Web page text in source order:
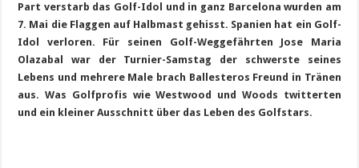
Part verstarb das Golf-Idol und in ganz Barcelona wurden am
7. Mai die Flaggen auf Halbmast gehisst. Spanien hat ein Golf-
Idol verloren. Für seinen Golf-Weggefährten Jose Maria
Olazabal war der Turnier-Samstag der schwerste seines
Lebens und mehrere Male brach Ballesteros Freund in Tränen
aus. Was Golfprofis wie Westwood und Woods twitterten
und ein kleiner Ausschnitt über das Leben des Golfstars.